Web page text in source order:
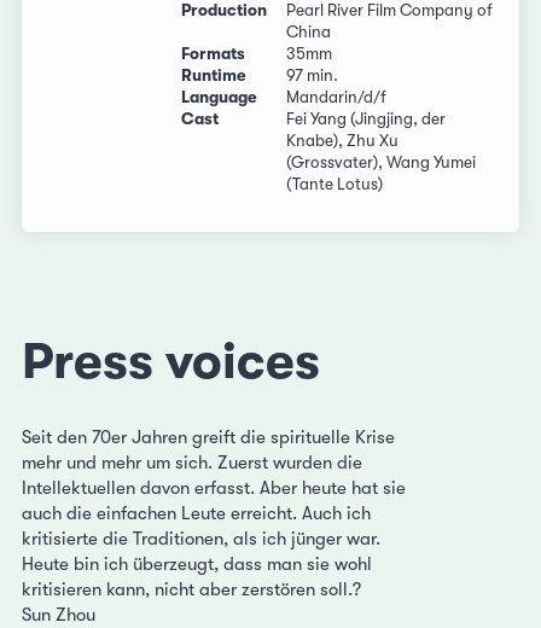
Production
Pearl River Film Company of
China
Formats
35mm
Runtime
97 min.
Language
Mandarin/d/f
Cast
Fei Yang (Jingjing, der
Knabe), Zhu Xu
(Grossvater), Wang Yumei
(Tante Lotus)
Press voices
Seit den 70er Jahren greift die spirituelle Krise
mehr und mehr um sich. Zuerst wurden die
Intellektuellen davon erfasst. Aber heute hat sie
auch die einfachen Leute erreicht. Auch ich
kritisierte die Traditionen, als ich jünger war.
Heute bin ich überzeugt, dass man sie wohl
kritisieren kann, nicht aber zerstören soll.?
Sun Zhou